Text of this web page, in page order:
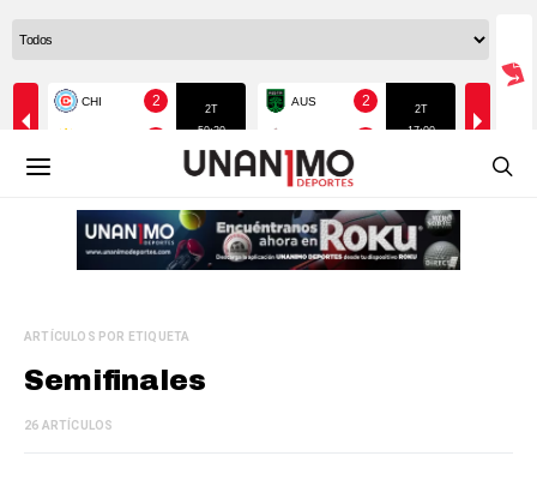
ARTÍCULOS POR ETIQUETA
Semifinales
26 ARTÍCULOS